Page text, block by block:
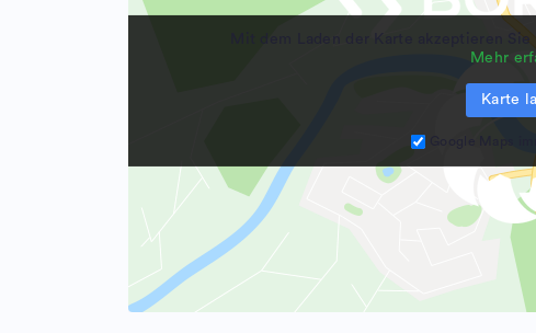
Mit dem Laden der Karte akzeptieren
Mehr
Karte
Google Maps